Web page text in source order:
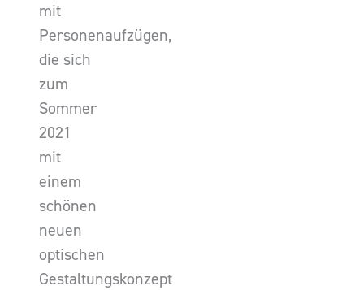
mit
Personenaufzügen,
die sich
zum
Sommer
2021
mit
einem
schönen
neuen
optischen
Gestaltungskonzept